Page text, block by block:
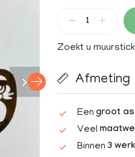
Zoekt u
Afmeting
Een groot
Veel
Binnen 3